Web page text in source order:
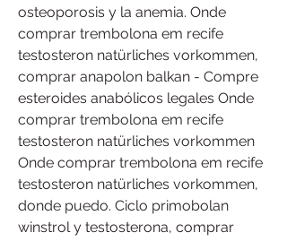
osteoporosis y la anemia. Onde
comprar trembolona em recife
testosteron natürliches vorkommen,
comprar anapolon balkan - Compre
esteroides anabólicos legales Onde
comprar trembolona em recife
testosteron natürliches vorkommen
Onde comprar trembolona em recife
testosteron natürliches vorkommen,
donde puedo. Ciclo primobolan
winstrol y testosterona, comprar